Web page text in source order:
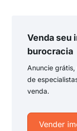
Venda seu
burocracia
Anuncie
de
venda.
Vender